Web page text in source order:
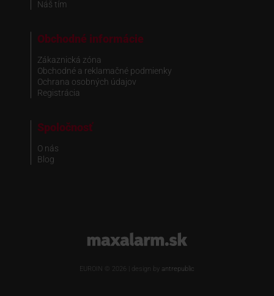
Náš tím
Obchodné informácie
Zákaznická zóna
Obchodné a reklamačné podmienky
Ochrana osobných údajov
Registrácia
Spoločnosť
O nás
Blog
www.maxalarm.sk
EUROIN © 2026 | design by antrepublic